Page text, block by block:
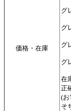
価格・在庫
グ
グ
グ
グ
在
正
(お
そ